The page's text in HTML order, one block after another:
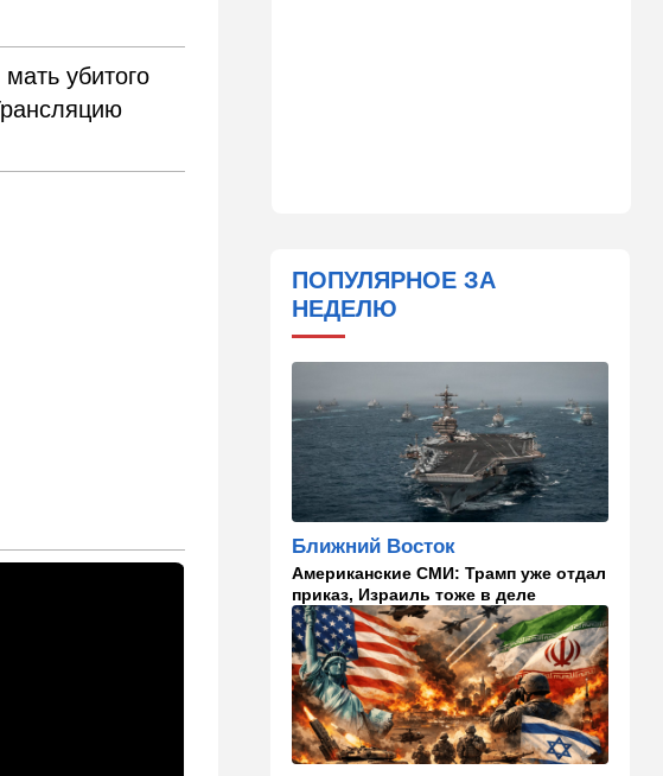
убитого
драконы в Израиле: куда
сходить с детьми на
каникулах
14:49 Стиль жизни
Спор, которому нет конца:
кто умнее - кошки или
собаки? Ученые дали ответ
14:41 Ближний Восток
Россия и Китай усиливают
США меняет баланс сил
14:18 Мнения
"Это ваше туда-сюда
страшно раздражает"
14:06 Транспорт
Что изменилось в аэропорту
Бен-Гурион после войны:
ПОПУЛЯРНОЕ ЗА
НЕДЕЛЮ
Ближний Восток
Американские СМИ: Трамп уже отдал
приказ, Израиль тоже в деле